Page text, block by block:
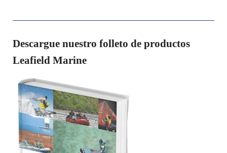
Descargue nuestro folleto de productos
Leafield Marine